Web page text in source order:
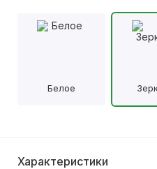
Белое
Характеристики